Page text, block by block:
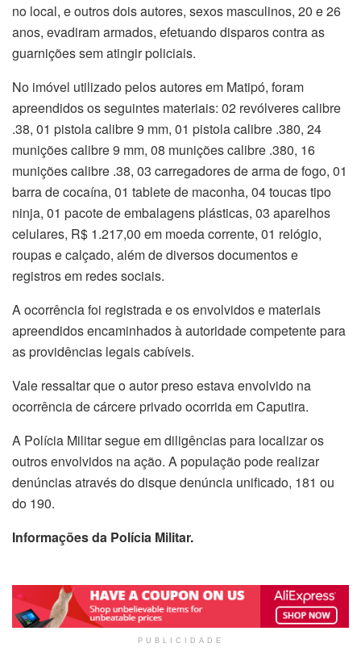
no local, e outros dois autores, sexos masculinos, 20 e 26
anos, evadiram armados, efetuando disparos contra as
guarnições sem atingir policiais.
No imóvel utilizado pelos autores em Matipó, foram
apreendidos os seguintes materiais: 02 revólveres calibre
.38, 01 pistola calibre 9 mm, 01 pistola calibre .380, 24
munições calibre 9 mm, 08 munições calibre .380, 16
munições calibre .38, 03 carregadores de arma de fogo, 01
barra de cocaína, 01 tablete de maconha, 04 toucas tipo
ninja, 01 pacote de embalagens plásticas, 03 aparelhos
celulares, R$ 1.217,00 em moeda corrente, 01 relógio,
roupas e calçado, além de diversos documentos e
registros em redes sociais.
A ocorrência foi registrada e os envolvidos e materiais
apreendidos encaminhados à autoridade competente para
as providências legais cabíveis.
Vale ressaltar que o autor preso estava envolvido na
ocorrência de cárcere privado ocorrida em Caputira.
A Polícia Militar segue em diligências para localizar os
outros envolvidos na ação. A população pode realizar
denúncias através do disque denúncia unificado, 181 ou
do 190.
Informações da Polícia Militar.
PUBLICIDADE